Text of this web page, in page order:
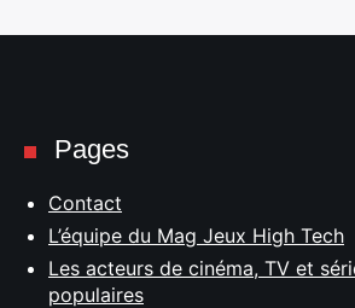
Pages
Contact
L’équipe du Mag Jeux High Tech
Les acteurs de cinéma, TV et
populaires